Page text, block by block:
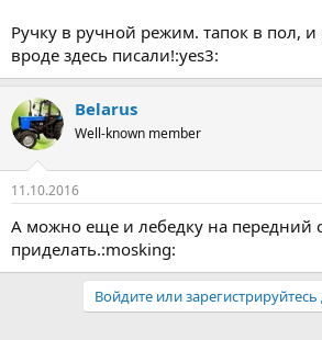
Ручку в ручной режим. тапок в пол, и
вроде здесь писали!:yes3:
Belarus
Well-known member
11.10.2016
А можно еще и лебедку на передний
приделать.:mosking:
Войдите или зарегистрируйтесь